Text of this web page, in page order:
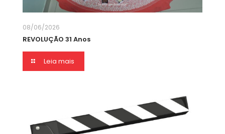
08/06/2026
REVOLUÇÃO 31 Anos
Leia mais